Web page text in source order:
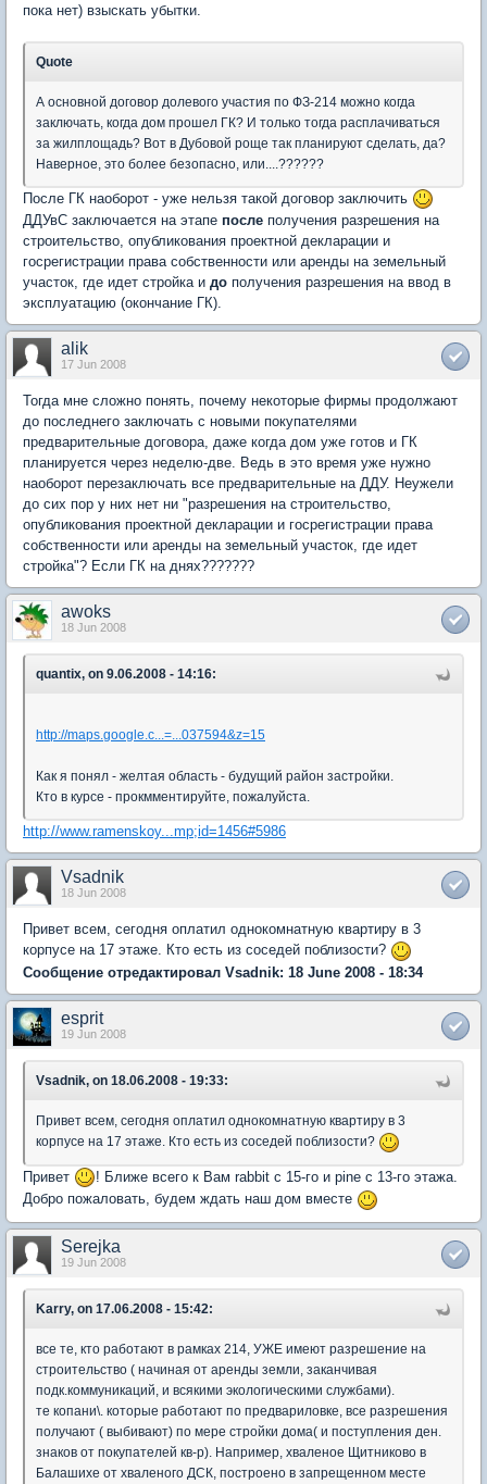
пока нет) взыскать убытки.
Quote
А основной договор долевого участия по ФЗ-214 можно когда
заключать, когда дом прошел ГК? И только тогда расплачиваться
за жилплощадь? Вот в Дубовой роще так планируют сделать, да?
Наверное, это более безопасно, или....??????
После ГК наоборот - уже нельзя такой договор заключить
ДДУвС заключается на этапе после получения разрешения на
строительство, опубликования проектной декларации и
госрегистрации права собственности или аренды на земельный
участок, где идет стройка и до получения разрешения на ввод в
эксплуатацию (окончание ГК).
alik
17 Jun 2008
Тогда мне сложно понять, почему некоторые фирмы продолжают
до последнего заключать с новыми покупателями
предварительные договора, даже когда дом уже готов и ГК
планируется через неделю-две. Ведь в это время уже нужно
наоборот перезаключать все предварительные на ДДУ. Неужели
до сих пор у них нет ни "разрешения на строительство,
опубликования проектной декларации и госрегистрации права
собственности или аренды на земельный участок, где идет
стройка"? Если ГК на днях???????
awoks
18 Jun 2008
quantix, on 9.06.2008 - 14:16:
http://maps.google.c...=...037594&z=15
Как я понял - желтая область - будущий район застройки.
Кто в курсе - прокмментируйте, пожалуйста.
http://www.ramenskoy...mp;id=1456#5986
Vsadnik
18 Jun 2008
Привет всем, сегодня оплатил однокомнатную квартиру в 3
корпусе на 17 этаже. Кто есть из соседей поблизости?
Сообщение отредактировал Vsadnik: 18 June 2008 - 18:34
esprit
19 Jun 2008
Vsadnik, on 18.06.2008 - 19:33:
Привет всем, сегодня оплатил однокомнатную квартиру в 3
корпусе на 17 этаже. Кто есть из соседей поблизости?
Привет
! Ближе всего к Вам rabbit с 15-го и pine с 13-го этажа.
Добро пожаловать, будем ждать наш дом вместе
Serejka
19 Jun 2008
Karry, on 17.06.2008 - 15:42:
все те, кто работают в рамках 214, УЖЕ имеют разрешение на
строительство ( начиная от аренды земли, заканчивая
подк.коммуникаций, и всякими экологическими службами).
те копани\. которые работают по предвариловке, все разрешения
получают ( выбивают) по мере стройки дома( и поступления ден.
знаков от покупателей кв-р). Например, хваленое Щитниково в
Балашихе от хваленого ДСК, построено в запрещенном месте